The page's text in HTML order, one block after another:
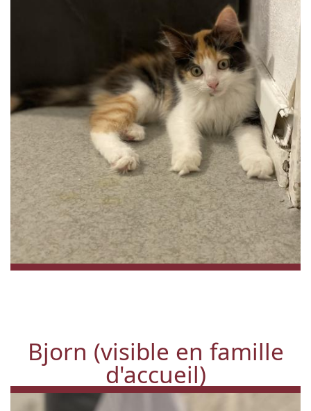
Bjorn (visible en famille
d'accueil)